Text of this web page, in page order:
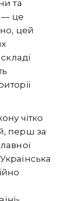
та
— це
цей
чітко
перш за